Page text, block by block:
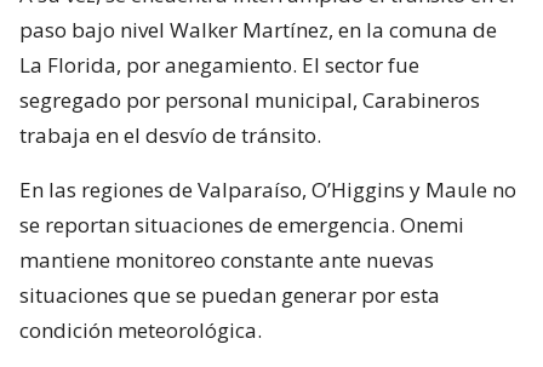
paso bajo nivel Walker Martínez, en la comuna de
La Florida, por anegamiento. El sector fue
segregado por personal municipal, Carabineros
trabaja en el desvío de tránsito.
En las regiones de Valparaíso, O’Higgins y Maule no
se reportan situaciones de emergencia. Onemi
mantiene monitoreo constante ante nuevas
situaciones que se puedan generar por esta
condición meteorológica.